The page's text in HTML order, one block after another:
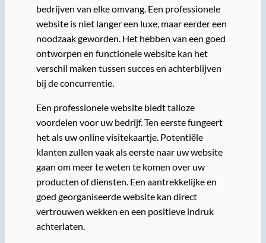
bedrijven van elke omvang. Een professionele
website is niet langer een luxe, maar eerder een
noodzaak geworden. Het hebben van een goed
ontworpen en functionele website kan het
verschil maken tussen succes en achterblijven
bij de concurrentie.
Een professionele website biedt talloze
voordelen voor uw bedrijf. Ten eerste fungeert
het als uw online visitekaartje. Potentiële
klanten zullen vaak als eerste naar uw website
gaan om meer te weten te komen over uw
producten of diensten. Een aantrekkelijke en
goed georganiseerde website kan direct
vertrouwen wekken en een positieve indruk
achterlaten.